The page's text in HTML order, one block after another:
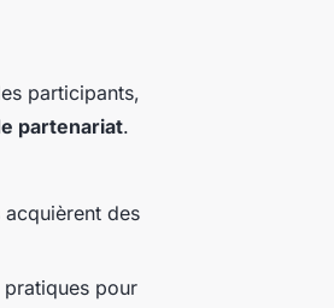
participants,
partenariat.
des
pour